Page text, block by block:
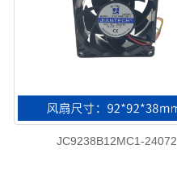
JC9238B12MC1-24072